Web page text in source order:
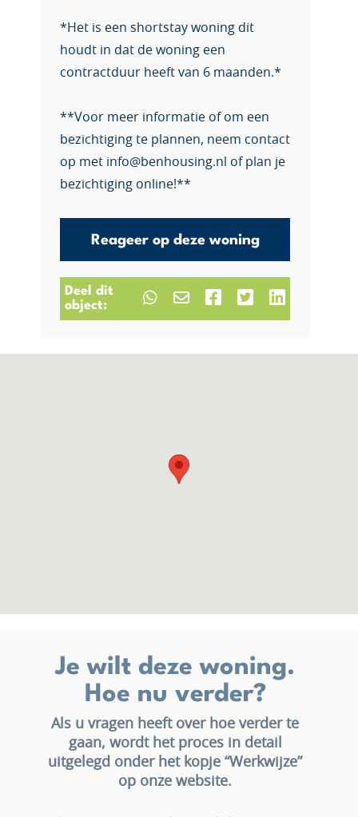
*Het is een shortstay woning dit
houdt in dat de woning een
contractduur heeft van 6 maanden.*
**Voor meer informatie of om een
bezichtiging te plannen, neem contact
op met info@benhousing.nl of plan je
bezichtiging online!**
Reageer op deze woning
Deel dit
object:
Je wilt deze woning.
Hoe nu verder?
Als u vragen heeft over hoe verder te
gaan, wordt het proces in detail
uitgelegd onder het kopje “Werkwijze”
op onze website.